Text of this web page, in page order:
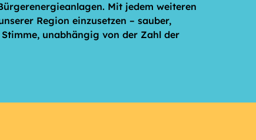
Mit jedem weiteren
Region einzusetzen –­ sauber,
unabhängig von der Zahl der